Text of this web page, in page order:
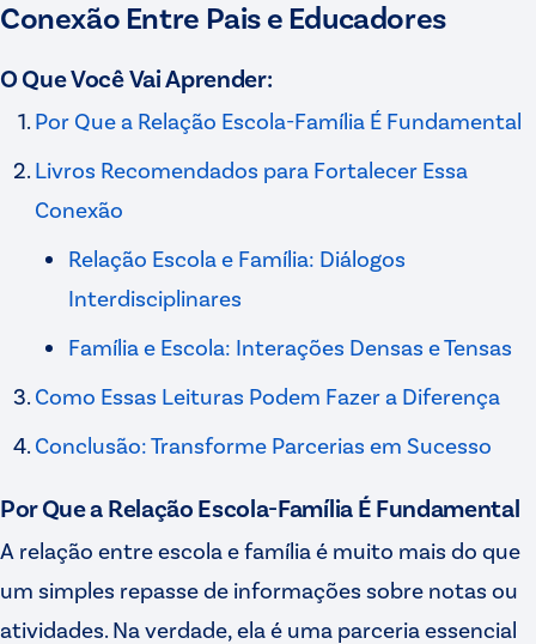
Conexão Entre Pais e Educadores
O Que Você Vai Aprender:
Por Que a Relação Escola-Família É Fundamental
Livros Recomendados para Fortalecer Essa
Conexão
Relação Escola e Família: Diálogos
Interdisciplinares
Família e Escola: Interações Densas e Tensas
Como Essas Leituras Podem Fazer a Diferença
Conclusão: Transforme Parcerias em Sucesso
Por Que a Relação Escola-Família É Fundamental
A relação entre escola e família é muito mais do que
um simples repasse de informações sobre notas ou
atividades. Na verdade, ela é uma parceria essencial